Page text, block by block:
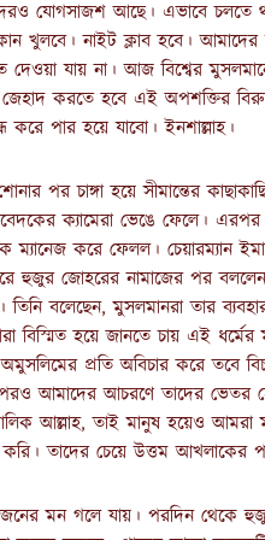
যোগসাজশ আছে। এভাবে চলতে
খুলবে। নাইট ক্লাব হবে। আমাদের
দেওয়া যায় না। আজ বিশ্বের
জেহাদ করতে হবে এই অপশক্তির
করে পার হয়ে যাবো। ইনশাল্লাহ।
পর চাঙ্গা হয়ে সীমান্তের
ক্যামেরা ভেঙে ফেলে।
ম্যানেজ করে ফেলল। চেয়ারম্যান
হুজুর জোহরের নামাজের পর
তিনি বলেছেন, মুসলমানরা তার
বিস্মিত হয়ে জানতে চায় এই
প্রতি অবিচার করে তবে
আমাদের আচরণে তাদের ভেতর
আল্লাহ, তাই মানুষ হয়েও
তাদের চেয়ে উত্তম আখলাকের
মন গলে যায়। পরদিন থেকে